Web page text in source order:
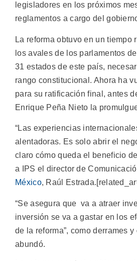
legisladores en los próximos
reglamentos a cargo del
La reforma obtuvo en un tiempo
los avales de los parlamentos
31 estados de este país,
rango constitucional. Ahora ha
para su ratificación final, antes
Enrique Peña Nieto la
“Las experiencias
alentadoras. Es solo abrir el
claro cómo queda el beneficio
a IPS el director de
México, Raúl
“Se asegura que va a atraer
inversión se va a gastar en los
de la reforma”, como derrames
abundó.